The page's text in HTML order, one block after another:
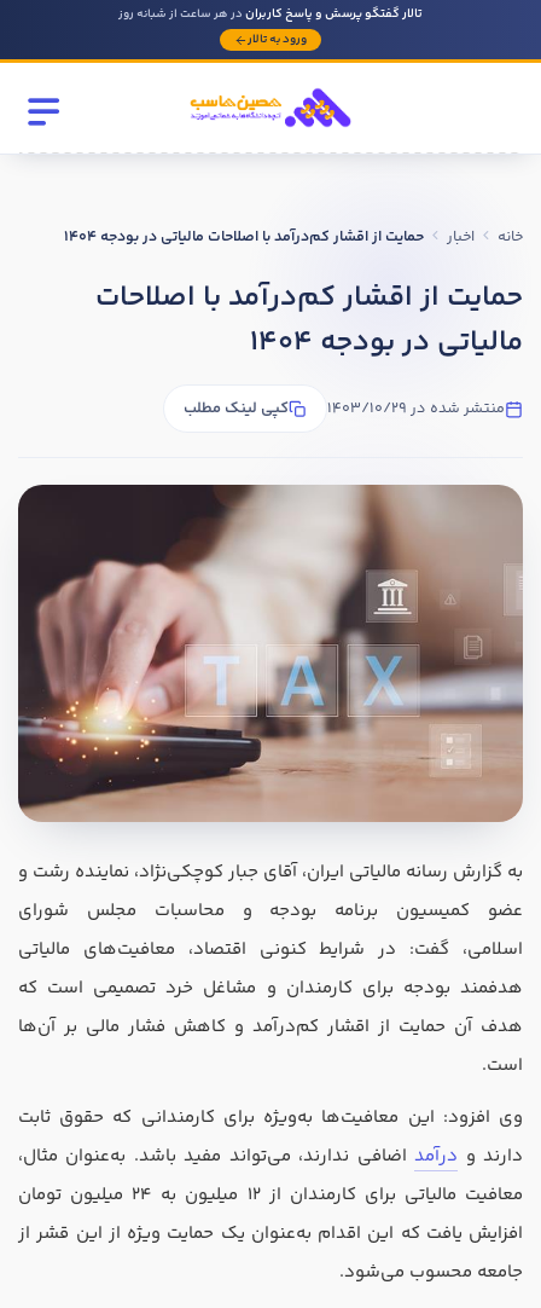
تالار گفتگو پرسش و پاسخ کاربراندر هر ساعت از شبانه روز
ورود به تالار
خانه اخبار حمایت از اقشار کم‌درآمد با اصلاحات مالیاتی در بودجه 1404
حمایت از اقشار کم‌درآمد با اصلاحات
مالیاتی در بودجه 1404
منتشر شده در 1403/10/29 کپی لینک مطلب
به گزارش رسانه مالیاتی ایران، آقای جبار کوچکی‌نژاد، نماینده رشت و
عضو کمیسیون برنامه بودجه و محاسبات مجلس شورای
اسلامی، گفت: در شرایط کنونی اقتصاد، معافیت‌های مالیاتی
هدفمند بودجه برای کارمندان و مشاغل خرد تصمیمی است که
هدف آن حمایت از اقشار کم‌درآمد و کاهش فشار مالی بر آن‌ها
است.
وی افزود: این معافیت‌ها به‌ویژه برای کارمندانی که حقوق ثابت
دارند و درآمداضافی ندارند، می‌تواند مفید باشد. به‌عنوان مثال،
معافیت مالیاتی برای کارمندان از 12 میلیون به 24 میلیون تومان
افزایش یافت که این اقدام به‌عنوان یک حمایت ویژه از این قشر از
جامعه محسوب می‌شود.
سابقه کار حسابداری
روحیه رهبری دارید ؟
در صورتی که سابقه دارید توضیح مختصر از فعالیتی که در حسابداری
داشته اید را بنویسید
در صورتی که سابقه دارید ، چه مهارت هایی در حسابداری دارید؟
هدف شما از آموزش چیست ؟
استخدام و شروع کار حسابداری
هدف بلند مدت شما از آموزش چیست ؟
کار آفرینی